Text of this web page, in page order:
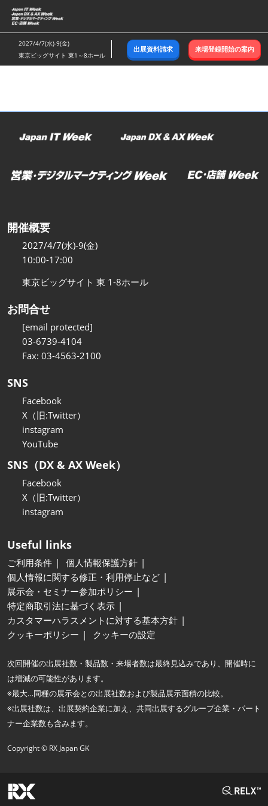
ス
キ
ッ
し
む
2027/4/7(水)-9(金)
東京ビッグサイト 東1～8ホール
出展資料請求 来場登録開始の案内
開催概要
2027/4/7(水)-9(金)
10:00-17:00
東京ビッグサイト 東 1-8ホール
お問合せ
[email protected]
03-6739-4104
Fax: 03-4563-2100
SNS
Facebook
X（旧:Twitter）
instagram
YouTube
SNS（DX & AX Week）
Facebook
X（旧:Twitter）
instagram
Useful links
ご利用条件
個人情報保護方針
個人情報に関する修正・利用停止など
展示会・セミナー参加ポリシー
特定商取引法に基づく表示
カスタマーハラスメントに対する基本方針
クッキーポリシー
クッキーの設定
次回開催の出展社数・製品数・来場者数は最終見込みであり、開催時に
は増減の可能性があります。
※最大…同種の展示会との出展社数および製品展示面積の比較。
※出展社数は、出展契約企業に加え、共同出展するグループ企業・パート
ナー企業数も含みます。
Copyright © RX Japan GK